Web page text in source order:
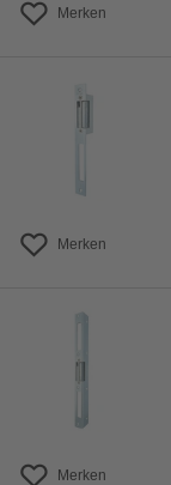
Merken
Merken
Merken